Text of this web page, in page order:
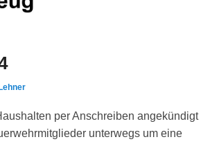
per Anschreiben angekündigt
unterwegs um eine